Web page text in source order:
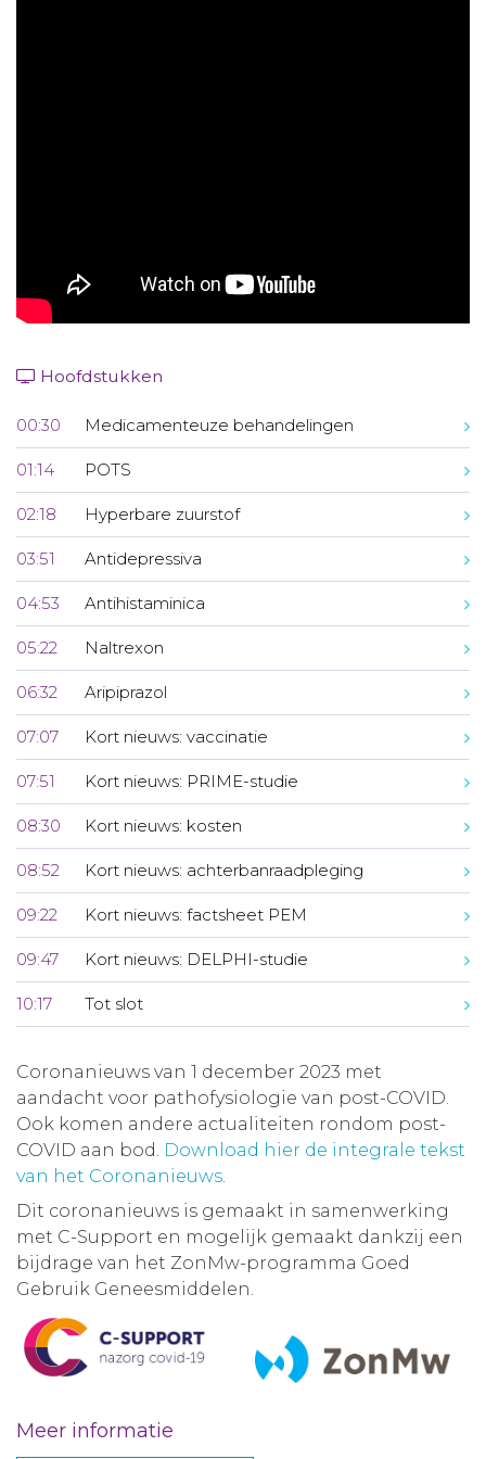
Hoofdstukken
00:30 Medicamenteuze behandelingen
01:14 POTS
02:18 Hyperbare zuurstof
03:51 Antidepressiva
04:53 Antihistaminica
05:22 Naltrexon
06:32 Aripiprazol
07:07 Kort nieuws: vaccinatie
07:51 Kort nieuws: PRIME-studie
08:30 Kort nieuws: kosten
08:52 Kort nieuws: achterbanraadpleging
09:22 Kort nieuws: factsheet PEM
09:47 Kort nieuws: DELPHI-studie
10:17 Tot slot
Coronanieuws van 1 december 2023 met
aandacht voor pathofysiologie van post-COVID.
Ook komen andere actualiteiten rondom post-
COVID aan bod. Download hier de integrale tekst
van het Coronanieuws.
Dit coronanieuws is gemaakt in samenwerking
met C-Support en mogelijk gemaakt dankzij een
bijdrage van het ZonMw-programma Goed
Gebruik Geneesmiddelen.
Meer informatie